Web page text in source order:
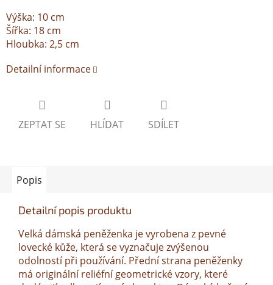
Výška: 10 cm
Šířka: 18 cm
Hloubka: 2,5 cm
Detailní informace
ZEPTAT SE HLÍDAT SDÍLET
Popis
Detailní popis produktu
Velká dámská peněženka je vyrobena z pevné
lovecké kůže, která se vyznačuje zvýšenou
odolností při používání. Přední strana peněženky
má originální reliéfní geometrické vzory, které